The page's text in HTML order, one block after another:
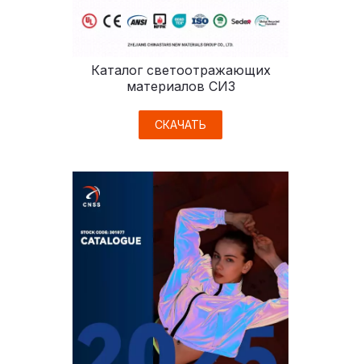
Каталог светоотражающих
материалов СИЗ
СКАЧАТЬ